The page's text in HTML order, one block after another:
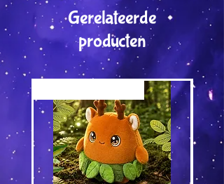
Gerelateerde
producten